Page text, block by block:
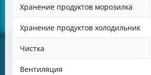
Хранение продуктов морозилка
Хранение продуктов холодильник
Чистка
Вентиляция